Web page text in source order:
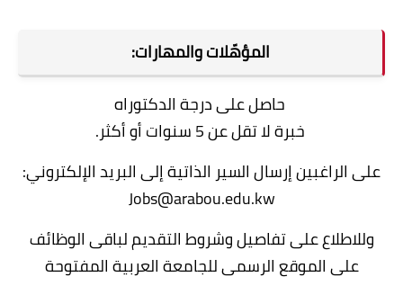
المؤهّلات والمهارات:
حاصل على درجة الدكتوراه
خبرة لا تقل عن 5 سنوات أو أكثر.
على الراغبين إرسال السير الذاتية إلى البريد الإلكتروني:
Jobs@arabou.edu.kw
وللاطلاع على تفاصيل وشروط التقديم لباقى الوظائف
على الموقع الرسمى للجامعة العربية المفتوحة